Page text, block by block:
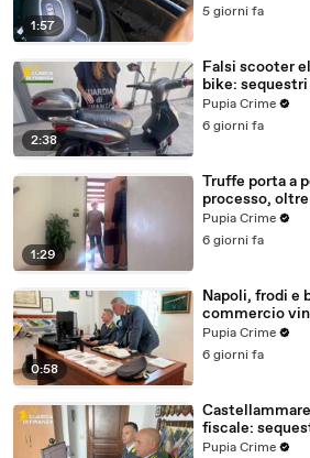
1:57
5 giorni fa
2:38
Falsi scooter
Pupia Crime
6 giorni fa
1:29
Truffe porta a
processo,
Italia (30.07.26)
Pupia Crime
6 giorni fa
0:58
Napoli, frodi e
commercio
milioni
Pupia Crime
6 giorni fa
fiscale:
ad un
Pupia Crime